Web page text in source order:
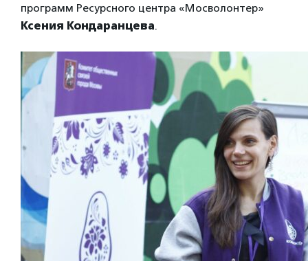
программ Ресурсного центра «Мосволонтер»
Ксения Кондаранцева.